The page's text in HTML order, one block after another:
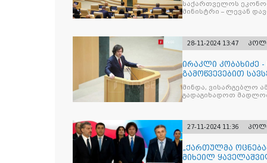
საქართველოს
მინისტრი – ლევან
28-11-2024 13:47
ირაკლი კობახიძე
გამოწვევებით
მცდელობა, ომში
მინდა, ვისარგებლო
გადაგიხადოთ
27-11-2024 11:36
„ქართულმა
მიხეილ